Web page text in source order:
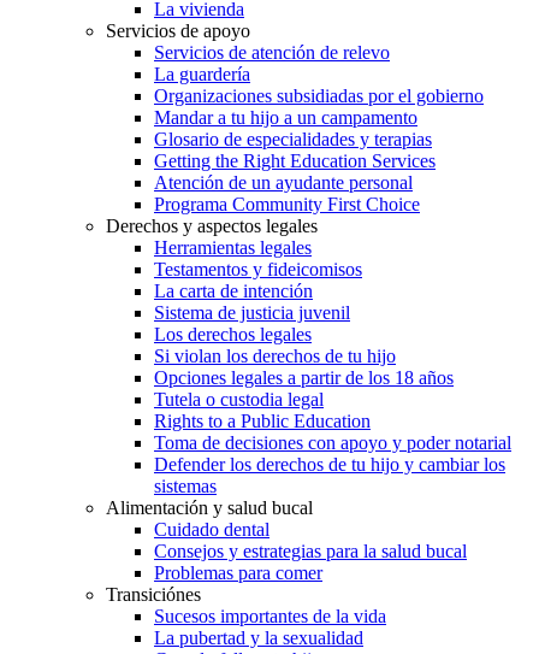
La vivienda
Servicios de apoyo
Servicios de atención de relevo
La guardería
Organizaciones subsidiadas por el gobierno
Mandar a tu hijo a un campamento
Glosario de especialidades y terapias
Getting the Right Education Services
Atención de un ayudante personal
Programa Community First Choice
Derechos y aspectos legales
Herramientas legales
Testamentos y fideicomisos
La carta de intención
Sistema de justicia juvenil
Los derechos legales
Si violan los derechos de tu hijo
Opciones legales a partir de los 18 años
Tutela o custodia legal
Rights to a Public Education
Toma de decisiones con apoyo y poder notarial
Defender los derechos de tu hijo y cambiar los
sistemas
Alimentación y salud bucal
Cuidado dental
Consejos y estrategias para la salud bucal
Problemas para comer
Transiciónes
Sucesos importantes de la vida
La pubertad y la sexualidad